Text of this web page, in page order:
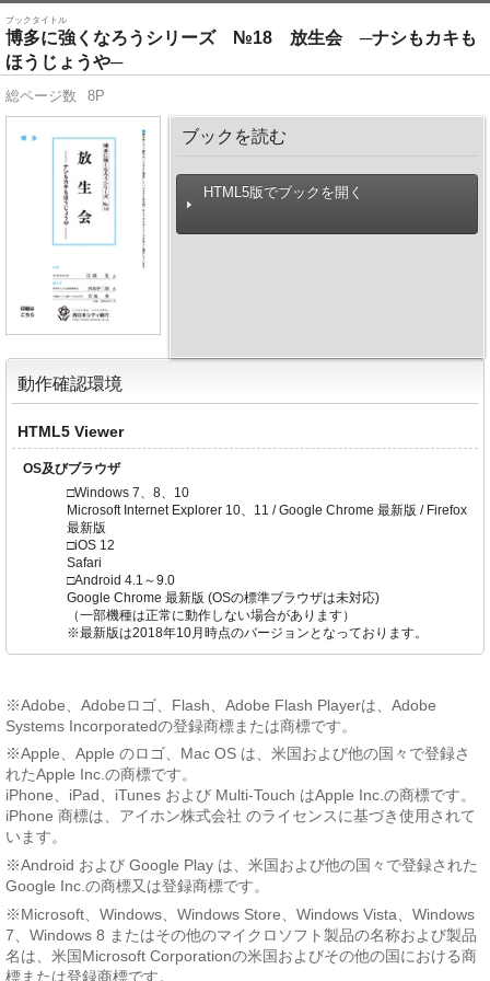
ブックタイトル
博多に強くなろうシリーズ №18 放生会 ─ナシもカキも
ほうじょうや─
総ページ数 8P
ブックを読む
HTML5版でブックを開く
動作確認環境
HTML5 Viewer
OS及びブラウザ
□Windows 7、8、10
Microsoft Internet Explorer 10、11 / Google Chrome 最新版 / Firefox
最新版
□iOS 12
Safari
□Android 4.1～9.0
Google Chrome 最新版 (OSの標準ブラウザは未対応)
（一部機種は正常に動作しない場合があります）
※最新版は2018年10月時点のバージョンとなっております。
※Adobe、Adobeロゴ、Flash、Adobe Flash Playerは、Adobe
Systems Incorporatedの登録商標または商標です。
※Apple、Apple のロゴ、Mac OS は、米国および他の国々で登録さ
れたApple Inc.の商標です。
iPhone、iPad、iTunes および Multi-Touch はApple Inc.の商標です。
iPhone 商標は、アイホン株式会社 のライセンスに基づき使用されて
います。
※Android および Google Play は、米国および他の国々で登録された
Google Inc.の商標又は登録商標です。
※Microsoft、Windows、Windows Store、Windows Vista、Windows
7、Windows 8 またはその他のマイクロソフト製品の名称および製品
名は、米国Microsoft Corporationの米国およびその他の国における商
標または登録商標です。